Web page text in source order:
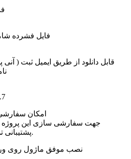
1 فایل فشرده
امکان
جهت سفارشی سازی این پروژه
پشتیبانی تماس حاصل فرمایید.
نصب موفق ماژول روی